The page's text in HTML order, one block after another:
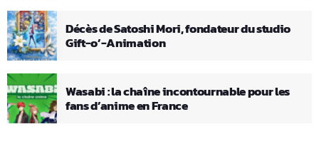
Décès de Satoshi Mori, fondateur du studio
Gift-o’-Animation
Wasabi : la chaîne incontournable pour les
fans d’anime en France